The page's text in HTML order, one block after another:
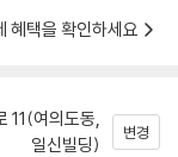
혜택을 확인하세요
11(여의도동,
일신빌딩)
변경